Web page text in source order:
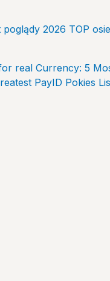
2026 TOP
real Currency: 5
PayID Pokies